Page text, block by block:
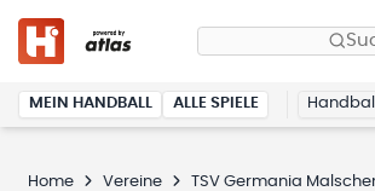
MEIN HANDBALL ALLE SPIELE
Home Vereine TSV Germania